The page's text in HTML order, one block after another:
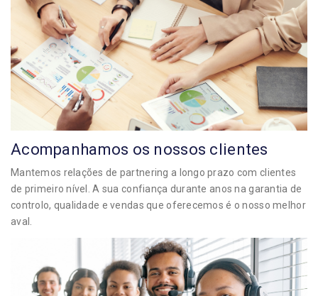
Acompanhamos os nossos clientes
Mantemos relações de partnering a longo prazo com clientes
de primeiro nível. A sua confiança durante anos na garantia de
controlo, qualidade e vendas que oferecemos é o nosso melhor
aval.